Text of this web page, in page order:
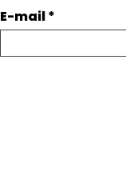
E-mail*